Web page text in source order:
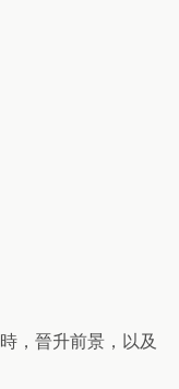
，晉升前景，以及